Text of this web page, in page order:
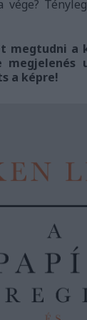
vége?
megtudni a
a képre!